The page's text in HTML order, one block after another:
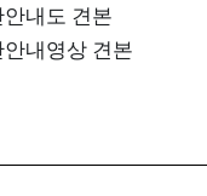
안내도 견본
안내영상 견본